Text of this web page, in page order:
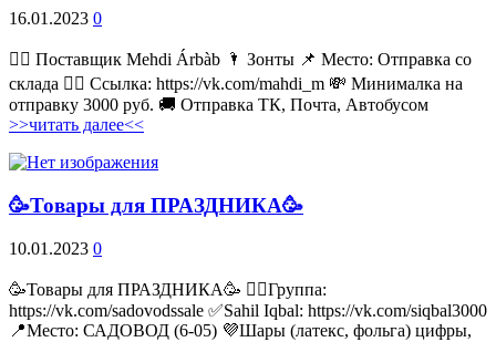
16.01.2023 0
💁‍♂ Поставщик Mehdi Árbàb 🌂 Зонты 📌 Место: Отправка со
склада 👉🏻 Ссылка: https://vk.com/mahdi_m 💸 Минималка на
отправку 3000 руб. 🚚 Отправка ТК, Почта, Автобусом
>>читать далее<<
🥳Товары для ПРАЗДНИКА🥳
10.01.2023 0
🥳Товары для ПРАЗДНИКА🥳 👉🏻Группа:
https://vk.com/sadovodssale ✅Sahil Iqbal: https://vk.com/siqbal3000
📍Место: САДОВОД (6-05) 💜Шары (латекс, фольга) цифры,